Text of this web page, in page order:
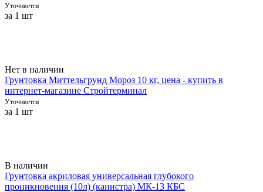
Уточняется
за 1 шт
Нет в наличии
Грунтовка Миттельгрунд Мороз 10 кг, цена - купить в
интернет-магазине Стройтерминал
Уточняется
за 1 шт
В наличии
Грунтовка акриловая универсальная глубокого
проникновения (10л) (канистра) МК-13 КБС